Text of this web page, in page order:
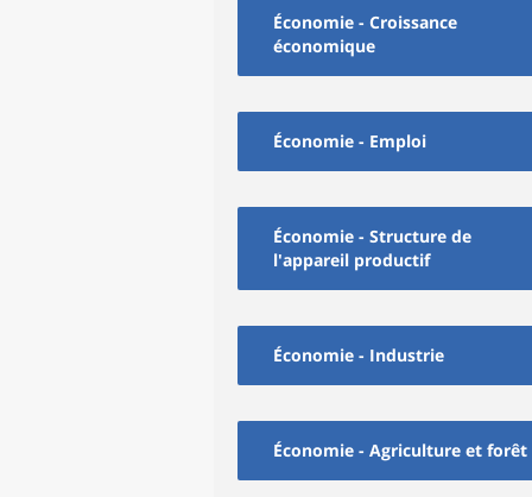
Économie - Croissance
économique
Économie - Emploi
Économie - Structure de
l'appareil productif
Économie - Industrie
Économie - Agriculture et forêt